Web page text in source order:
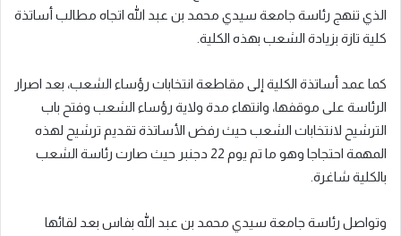
الذي تنهج رئاسة جامعة سيدي محمد بن عبد الله اتجاه مطالب أساتذة
كلية تازة بزيادة الشعب بهذه الكلية.
كما عمد أساتذة الكلية إلى مقاطعة انتخابات رؤساء الشعب، بعد اصرار
الرئاسة على موقفها، وانتهاء مدة ولاية رؤساء الشعب وفتح باب
الترشيح لانتخابات الشعب حيث رفض الأساتذة تقديم ترشيح لهذه
المهمة احتجاجا وهو ما تم يوم 22 دجنبر حيث صارت رئاسة الشعب
بالكلية شاغرة.
وتواصل رئاسة جامعة سيدي محمد بن عبد الله بفاس بعد لقائها